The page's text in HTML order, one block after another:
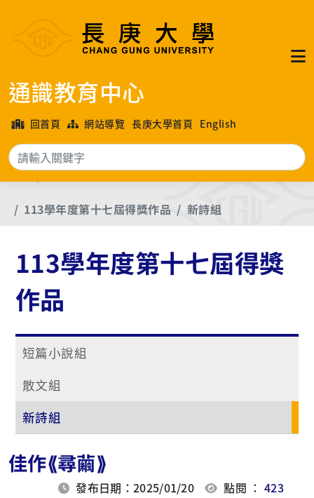
通識教育中心
回首頁 網站導覽 長庚大學首頁 English
搜尋
首頁
長庚大學各年度文學獎優良作品
113學年度第十七屆得獎作品
新詩組
113學年度第十七屆得獎
作品
短篇小說組
散文組
新詩組
佳作⟪尋繭⟫
發布日期：2025/01/20 點閱 ：423